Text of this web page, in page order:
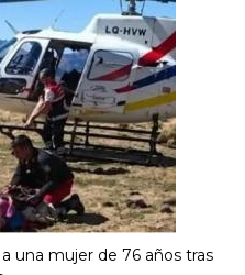
una mujer de 76 años tras